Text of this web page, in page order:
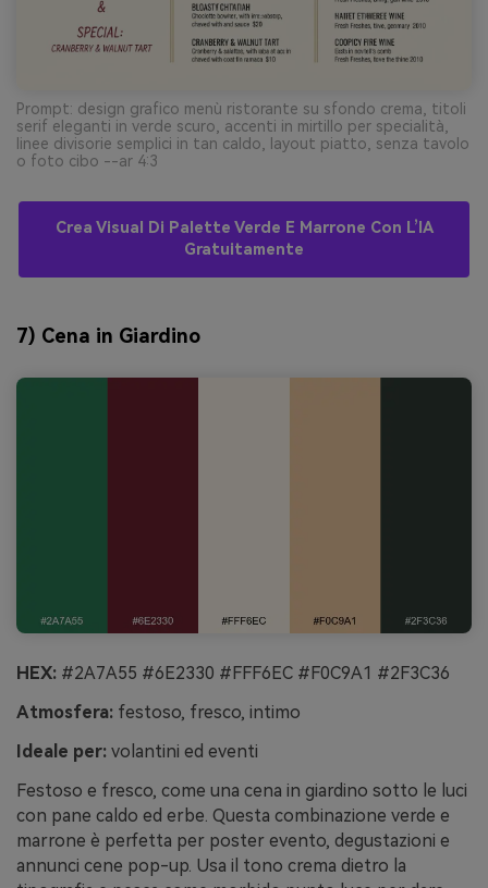
Prompt: design grafico menù ristorante su sfondo crema, titoli
serif eleganti in verde scuro, accenti in mirtillo per specialità,
linee divisorie semplici in tan caldo, layout piatto, senza tavolo
o foto cibo --ar 4:3
Crea Visual Di Palette Verde E Marrone Con L’IA
Gratuitamente
7) Cena in Giardino
HEX: #2A7A55 #6E2330 #FFF6EC #F0C9A1 #2F3C36
Atmosfera: festoso, fresco, intimo
Ideale per: volantini ed eventi
Festoso e fresco, come una cena in giardino sotto le luci
con pane caldo ed erbe. Questa combinazione verde e
marrone è perfetta per poster evento, degustazioni e
annunci cene pop-up. Usa il tono crema dietro la